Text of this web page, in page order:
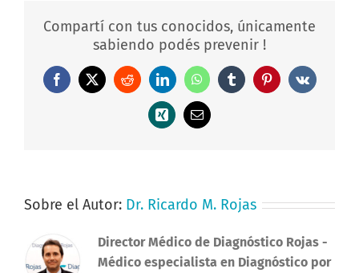
Compartí con tus conocidos, únicamente
sabiendo podés prevenir !
Facebook
X RedditLinkedInWhatsAppTumblrPinterestVk
Xing
Correo
Sobre el Autor: Dr. Ricardo M. Rojas
Director Médico de Diagnóstico Rojas -
Médico especialista en Diagnóstico por